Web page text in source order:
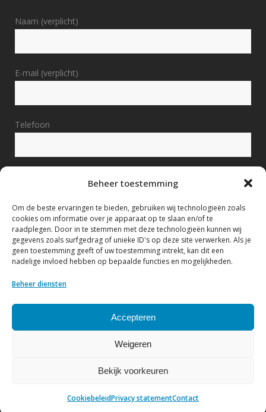
Beheer toestemming
Om de beste ervaringen te bieden, gebruiken wij technologieën zoals
cookies om informatie over je apparaat op te slaan en/of te
raadplegen. Door in te stemmen met deze technologieën kunnen wij
gegevens zoals surfgedrag of unieke ID's op deze site verwerken. Als je
geen toestemming geeft of uw toestemming intrekt, kan dit een
nadelige invloed hebben op bepaalde functies en mogelijkheden.
Beheer diensten
Accepteren
Weigeren
Bekijk voorkeuren
CookiebeleidPrivacy statementContact
Naam (verplicht)
E-mail (verplicht)
Telefoon
Ik geef hierbij toestemming om mijn gegevens te
verwerken conform het Privacy statement.
Privacy statement